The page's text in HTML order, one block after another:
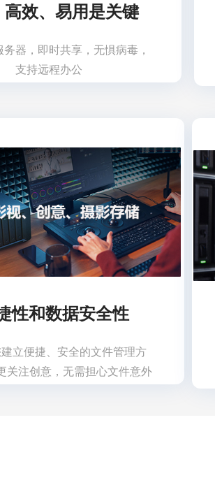
和数据安全性
立便捷、安全的文件管理方
关注创意，无需担心文件意外
高效、易用是关键
器，即时共享，无惧病毒，
支持远程办公